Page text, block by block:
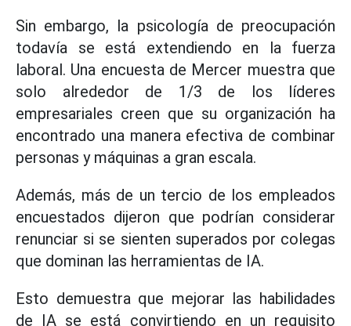
Sin embargo, la psicología de preocupación
todavía se está extendiendo en la fuerza
laboral. Una encuesta de Mercer muestra que
solo alrededor de 1/3 de los líderes
empresariales creen que su organización ha
encontrado una manera efectiva de combinar
personas y máquinas a gran escala.
Además, más de un tercio de los empleados
encuestados dijeron que podrían considerar
renunciar si se sienten superados por colegas
que dominan las herramientas de IA.
Esto demuestra que mejorar las habilidades
de IA se está convirtiendo en un requisito